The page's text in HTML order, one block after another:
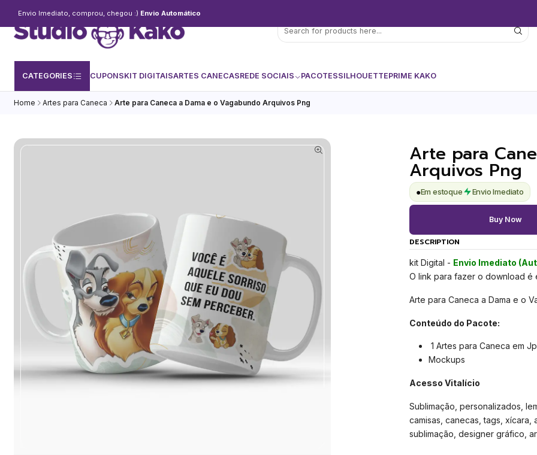
CATEGORIES CUPONSKIT DIGITAISARTES CANECASREDE SOCIAIS PACOTESSILHOUETTEPRIME KAKO
Envio Imediato, comprou, chegou :) Envio Automático
Home Artes para Caneca Arte para Caneca a Dama e o Vagabundo Arquivos Png
Arte para
Arquivos Png
●Em estoque Envio Imediato
Buy Now
DESCRIPTION
kit Digital - Envio Imediato
O link para fazer o download é
Arte para Caneca a Dama e o
Conteúdo do Pacote:
1 Artes para Caneca em
Mockups
Acesso Vitalício
Sublimação, personalizados,
camisas, canecas, tags, xícara,
sublimação, designer gráfico,